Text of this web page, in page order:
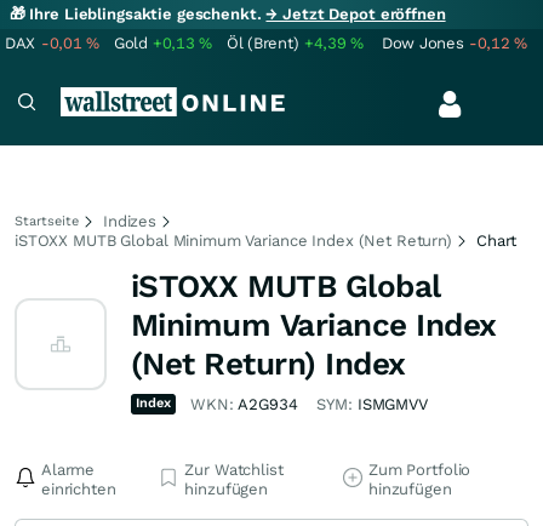
🎁 Ihre Lieblingsaktie geschenkt.→ Jetzt Depot eröffnen
DAX -0,01% Gold +0,13% Öl (Brent) +4,39% Dow Jones -0,12%
Startseite
Indizes
iSTOXX MUTB Global Minimum Variance Index (Net Return)
Chart
iSTOXX MUTB Global
Minimum Variance Index
(Net Return) Index
Index WKN:A2G934 SYM: ISMGMVV
Alarme
einrichten
Zur Watchlist
hinzufügen
Zum Portfolio
hinzufügen